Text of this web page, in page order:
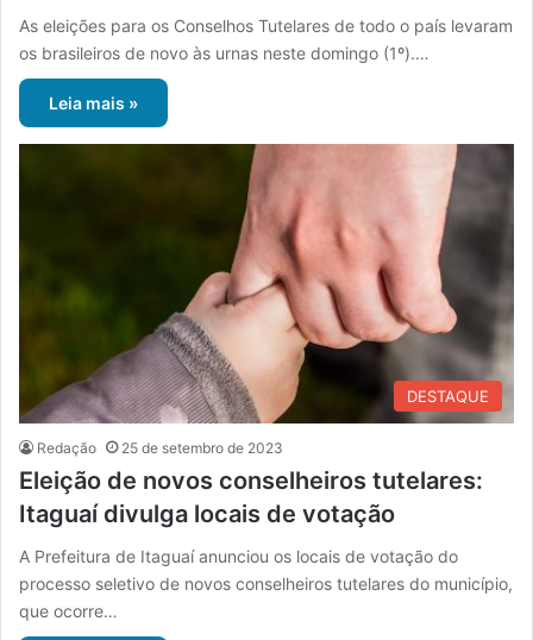
As eleições para os Conselhos Tutelares de todo o país levaram
os brasileiros de novo às urnas neste domingo (1º).…
Leia mais »
DESTAQUE
Redação 25 de setembro de 2023
Eleição de novos conselheiros tutelares:
Itaguaí divulga locais de votação
A Prefeitura de Itaguaí anunciou os locais de votação do
processo seletivo de novos conselheiros tutelares do município,
que ocorre…